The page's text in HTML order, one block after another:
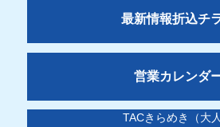
最新情報折込チ
営業カレンダ
TACきらめき（大人